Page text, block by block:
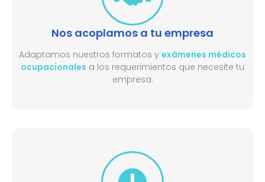
Nos acoplamos a tu empresa
Adaptamos nuestros formatos y exámenes médicos
ocupacionales a los requerimientos que necesite tu
empresa.